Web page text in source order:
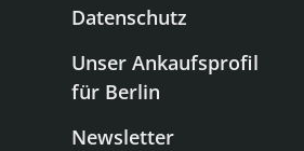
Datenschutz
Unser Ankaufsprofil
für Berlin
Newsletter